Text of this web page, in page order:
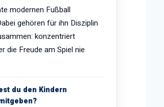
modernen Fußball
gehören für ihn Disziplin
konzentriert
die Freude am Spiel nie
du den Kindern